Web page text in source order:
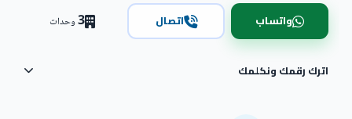
واتساب اتصال 3وحدات
اترك رقمك ونكلمك